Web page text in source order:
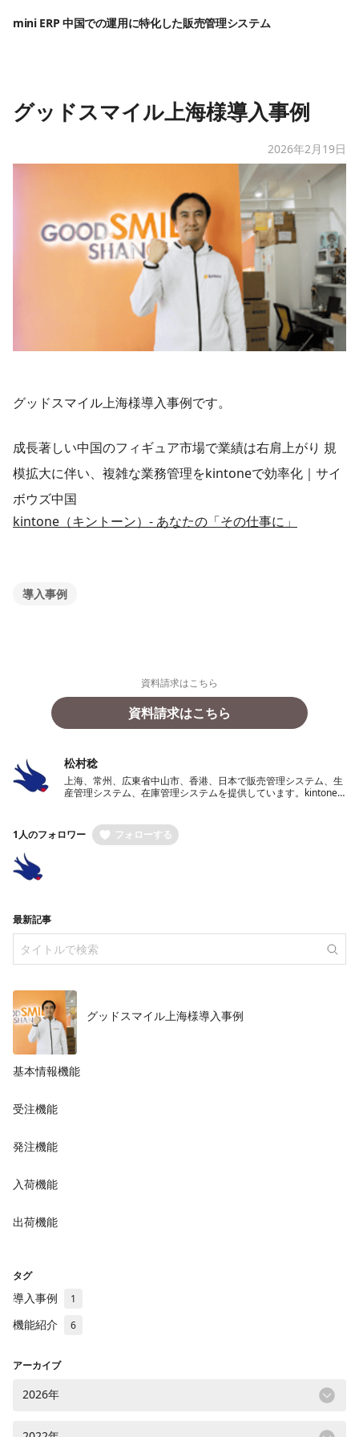
mini ERP 中国での運用に特化した販売管理システム
グッドスマイル上海様導入事例
2026年2月19日
グッドスマイル上海様導入事例です。
成長著しい中国のフィギュア市場で業績は右肩上がり 規
模拡大に伴い、複雑な業務管理をkintoneで効率化｜サイ
ボウズ中国
kintone（キントーン）- あなたの「その仕事に」
導入事例
資料請求はこちら
資料請求はこちら
松村稔
上海、常州、広東省中山市、香港、日本で販売管理システム、生
産管理システム、在庫管理システムを提供しています。kintone
1人のフォロワー フォローする
最新記事
グッドスマイル上海様導入事例
基本情報機能
受注機能
発注機能
入荷機能
出荷機能
タグ
導入事例 1
機能紹介 6
アーカイブ
2026年